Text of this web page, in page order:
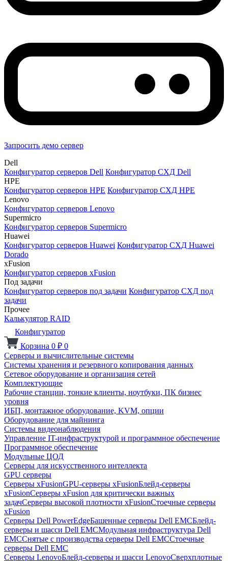
Запросить демо сервер
Dell
Конфигуратор серверов Dell Конфигуратор СХД Dell
HPE
Конфигуратор серверов HPE Конфигуратор СХД HPE
Lenovo
Конфигуратор серверов Lenovo
Supermicro
Конфигуратор серверов Supermicro
Huawei
Конфигуратор серверов Huawei Конфигуратор СХД Huawei
Dorado
xFusion
Конфигуратор серверов xFusion
Под задачи
Конфигуратор серверов под задачи Конфигуратор СХД под
задачи
Прочее
Калькулятор RAID
Конфигуратор
Корзина 0 ₽ 0
Серверы и вычислительные системы
Системы хранения и резервного копирования данных
Сетевое оборудование и организация сетей
Комплектующие
Рабочие станции, тонкие клиенты, ноутбуки, ПК бизнес
уровня
ИБП, монтажное оборудование, KVM, опции
Оборудование для майнинга
Системы видеонаблюдения
Управление IT-инфраструктурой и программное обеспечение
Программное обеспечение
Модульные ЦОД
Серверы для искусственного интеллекта
GPU серверы
Серверы xFusionGPU-серверы xFusionБлейд-серверы
xFusionСерверы xFusion для критически важных
задачСерверы высокой плотности xFusionСтоечные серверы
xFusion
Серверы Dell PowerEdgeБашенные серверы Dell EMCБлейд-
серверы и шасси Dell EMCМодульная инфраструктура Dell
EMCСнятые с производства серверы Dell EMCСтоечные
серверы Dell EMC
Серверы LenovoБлейд-серверы и шасси LenovoСверхплотные